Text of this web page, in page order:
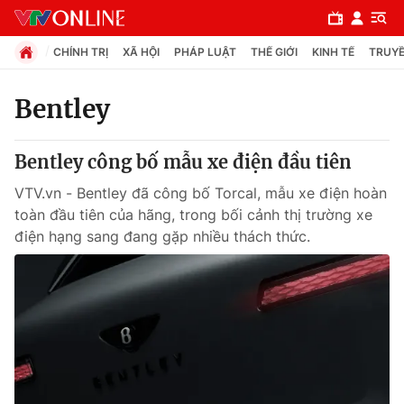
Chuyên mục
Xã hội
Pháp luật
CHÍNH TRỊ XÃ HỘI PHÁP LUẬT THẾ GIỚI KINH TẾ
Bentley
Bentley công bố mẫu xe điện đầu tiên
VTV.vn - Bentley đã công bố Torcal, mẫu xe điện hoàn
toàn đầu tiên của hãng, trong bối cảnh thị trường xe
điện hạng sang đang gặp nhiều thách thức.